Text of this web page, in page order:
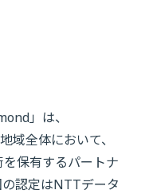
」は、
域全体において、
保有するパートナ
認定はNTTデータ